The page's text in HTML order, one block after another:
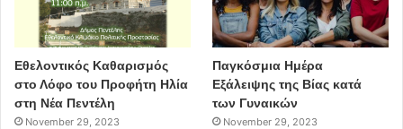
Εθελοντικός Καθαρισμός
στο Λόφο του Προφήτη Ηλία
στη Νέα Πεντέλη
November 29, 2023
Παγκόσμια Ημέρα
Εξάλειψης της Βίας κατά
των Γυναικών
November 29, 2023